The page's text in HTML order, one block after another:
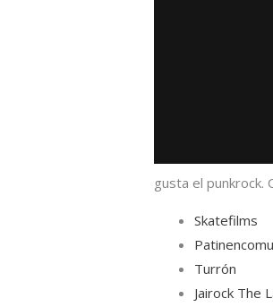
gusta el
Skatefilms
Turrón
Jairock The